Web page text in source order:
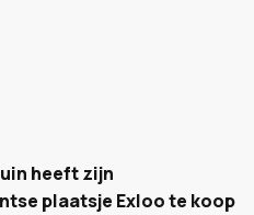
heeft zijn
plaatsje Exloo te koop